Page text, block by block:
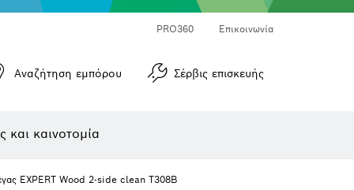
PRO360 Επικοινωνία
Αναζήτηση εμπόρου Σέρβις επισκευής
και καινοτομία
EXPERT Wood 2-side clean T308B